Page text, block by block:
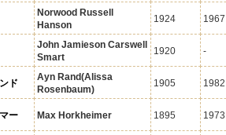
Norwood Russell
Hanson
1924 1967
John Jamieson Carswell
Smart
1920 -
ド
Ayn Rand(Alissa
Rosenbaum)
1905 1982
ー Max Horkheimer 1895 1973